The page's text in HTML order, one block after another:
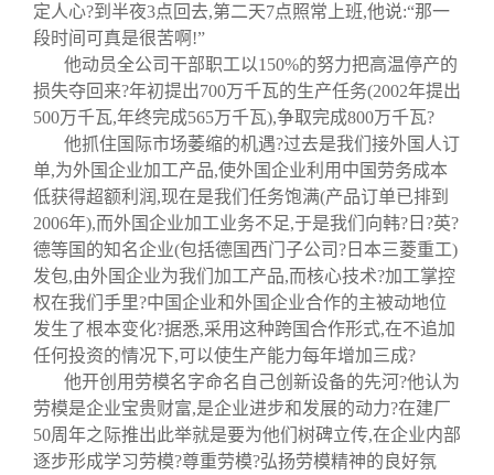
定人心?到半夜3点回去,第二天7点照常上班,他说:“那一
段时间可真是很苦啊 !”
他动员全公司干部职工以150%的努力把高温停产的
损失夺回来?年初提出700万千瓦的生产任务(2002年提出
500万千瓦,年终完成565万千瓦),争取完成800万千瓦?
他抓住国际市场萎缩的机遇?过去是我们接外国人订
单,为外国企业加工产品,使外国企业利用中国劳务成本
低获得超额利润 ,现在是我们任务饱满(产品订单已排到
2006年),而外国企业加工业务不足,于是我们向韩?日?英?
德等国的知名企业(包括德国西门子公司?日本三菱重工)
发包,由外国企业为我们加工产品,而核心技术?加工掌控
权在我们手里?中国企业和外国企业合作的主被动地位
发生了根本变化?据悉,采用这种跨国合作形式,在不追加
任何投资的情况下,可以使生产能力每年增加三成?
他开创用劳模名字命名自己创新设备的先河?他认为
劳模是企业宝贵财富,是企业进步和发展的动力?在建厂
50周年之际推出此举就是要为他们树碑立传,在企业内部
逐步形成学习劳模?尊重劳模?弘扬劳模精神的良好氛